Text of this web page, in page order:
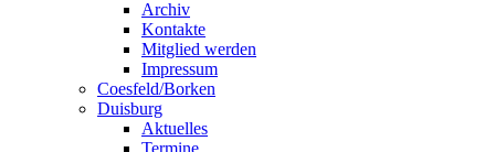
Archiv
Kontakte
Mitglied werden
Impressum
Coesfeld/Borken
Duisburg
Aktuelles
Termine